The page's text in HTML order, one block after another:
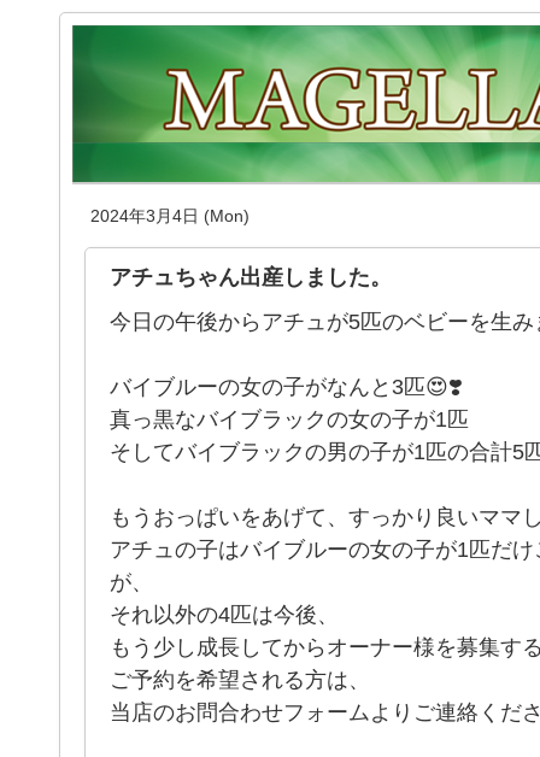
2024年3月4日 (Mon)
アチュちゃん出産しました。
今日の午後からアチュが5匹のベビーを生
バイブルーの女の子がなんと3匹😍❣️
真っ黒なバイブラックの女の子が1匹
そしてバイブラックの男の子が1匹の合計5
もうおっぱいをあげて、すっかり良いママ
アチュの子はバイブルーの女の子が1匹だ
が、
それ以外の4匹は今後、
もう少し成長してからオーナー様を募集す
ご予約を希望される方は、
当店のお問合わせフォームよりご連絡くだ